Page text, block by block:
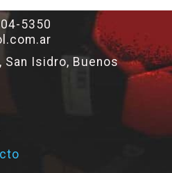
5350
San Isidro, Buenos